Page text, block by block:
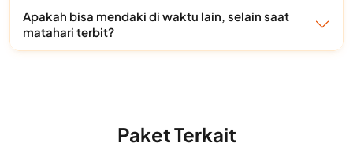
Apakah bisa mendaki di waktu lain, selain saat
matahari terbit?
Paket Terkait